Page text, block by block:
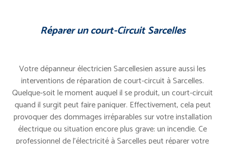
Réparer un court-Circuit Sarcelles
Votre dépanneur électricien Sarcellesien assure aussi les
interventions de réparation de court-circuit à Sarcelles.
Quelque-soit le moment auquel il se produit, un court-circuit
quand il surgit peut faire paniquer. Effectivement, cela peut
provoquer des dommages irréparables sur votre installation
électrique ou situation encore plus grave: un incendie. Ce
professionnel de l’électricité à Sarcelles peut réparer votre